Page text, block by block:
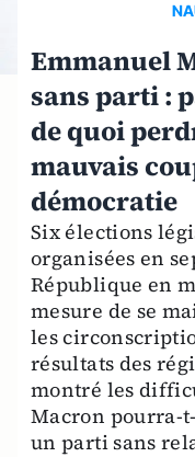
Emmanuel
sans parti :
de quoi
mauvais
démocratie
Six élections
organisées en
République en
mesure de se
les
résultats des
montré les
Macron pourra-
un parti sans